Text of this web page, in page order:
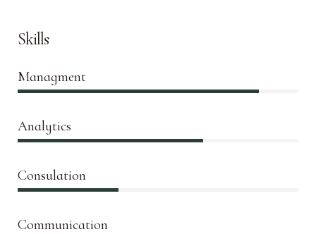
Skills
Managment
Analytics
Consulation
Communication